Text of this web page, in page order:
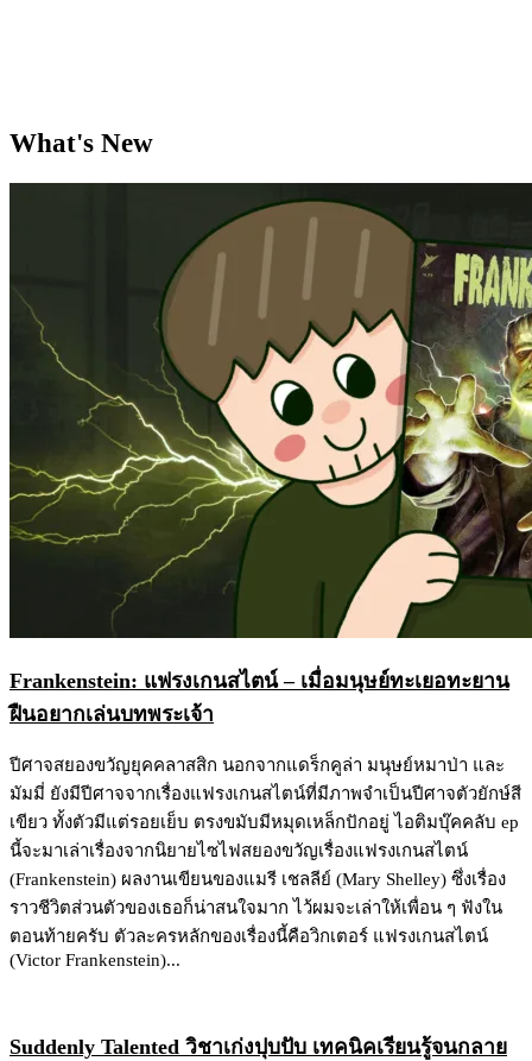
What's New
Frankenstein: แฟรงเกนสไตน์ – เมื่อมนุษย์ทะเยอทะยาน
ฝืนอยากเล่นบทพระเจ้า
ปีศาจสยองขวัญยุคคลาสสิก นอกจากแดร็กคูล่า มนุษย์หมาป่า และ
มัมมี่ ยังมีปีศาจจากเรื่องแฟรงเกนสไตน์ที่มีภาพจำเป็นปีศาจตัวยักษ์สี
เขียว ทั้งตัวมีแต่รอยเย็บ ตรงขมับมีหมุดเหล็กปักอยู่ ไอติมบุ๊คคลับ ep
นี้จะมาเล่าเรื่องจากนิยายไซไฟสยองขวัญเรื่องแฟรงเกนสไตน์
(Frankenstein) ผลงานเขียนของแมรี เชลลีย์ (Mary Shelley) ซึ่งเรื่อง
ราวชีวิตส่วนตัวของเธอก็น่าสนใจมาก ไว้ผมจะเล่าให้เพื่อน ๆ ฟังใน
ตอนท้ายครับ ตัวละครหลักของเรื่องนี้คือวิกเตอร์ แฟรงเกนสไตน์
(Victor Frankenstein)...
Suddenly Talented วิชาเก่งปุบปับ เทคนิคเรียนรู้จนกลาย